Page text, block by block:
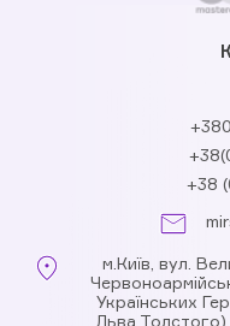
+38
м.Київ, вул.
Українських
Льва